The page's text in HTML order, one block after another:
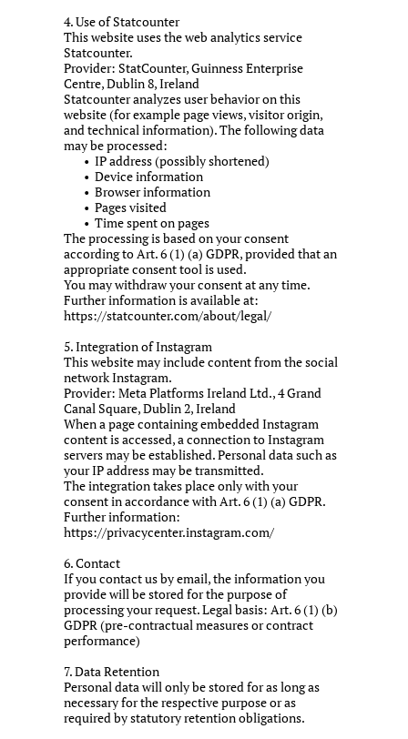
4. Use of Statcounter
This website uses the web analytics service
Statcounter.
Provider: StatCounter, Guinness Enterprise
Centre, Dublin 8, Ireland
Statcounter analyzes user behavior on this
website (for example page views, visitor origin,
and technical information). The following data
may be processed:
IP address (possibly shortened)
Device information
Browser information
Pages visited
Time spent on pages
The processing is based on your consent
according to Art. 6 (1) (a) GDPR, provided that an
appropriate consent tool is used.
You may withdraw your consent at any time.
Further information is available at:
https://statcounter.com/about/legal/
5. Integration of Instagram
This website may include content from the social
network Instagram.
Provider: Meta Platforms Ireland Ltd., 4 Grand
Canal Square, Dublin 2, Ireland
When a page containing embedded Instagram
content is accessed, a connection to Instagram
servers may be established. Personal data such as
your IP address may be transmitted.
The integration takes place only with your
consent in accordance with Art. 6 (1) (a) GDPR.
Further information:
https://privacycenter.instagram.com/
6. Contact
If you contact us by email, the information you
provide will be stored for the purpose of
processing your request. Legal basis: Art. 6 (1) (b)
GDPR (pre-contractual measures or contract
performance)
7. Data Retention
Personal data will only be stored for as long as
necessary for the respective purpose or as
required by statutory retention obligations.